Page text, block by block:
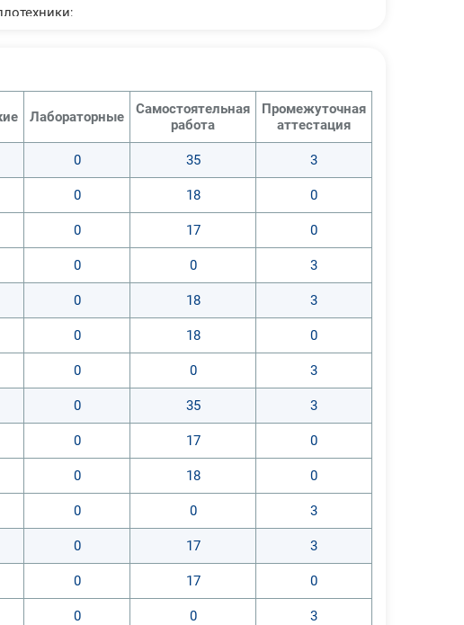
Лабораторные
Самостоятельная
работа
Промежуточная
аттестация
0 35 3
0 18 0
0 17 0
0 0 3
0 18 3
0 18 0
0 0 3
0 35 3
0 17 0
0 18 0
0 0 3
0 17 3
0 17 0
0 0 3